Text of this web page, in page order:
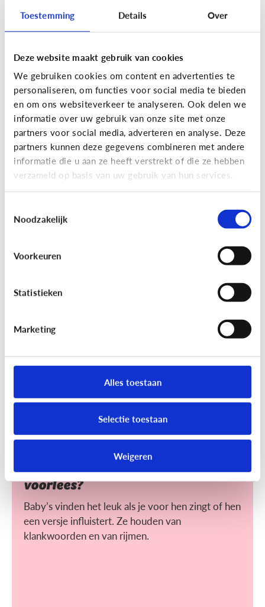
Toestemming Details Over
Deze website maakt gebruik van cookies
We gebruiken cookies om content en advertenties te
personaliseren, om functies voor social media te bieden
en om ons websiteverkeer te analyseren. Ook delen we
informatie over uw gebruik van onze site met onze
partners voor social media, adverteren en analyse. Deze
partners kunnen deze gegevens combineren met andere
informatie die u aan ze heeft verstrekt of die ze hebben
verzameld op basis van uw gebruik van hun services.
Noodzakelijk
Voorkeuren
Statistieken
Marketing
Alles toestaan
Selectie toestaan
Weigeren
Lees de 3 tips
Lezen
Mijn kind kan lezen, heeft het zin
dat ik nog voorlees?
Lezen
Voorlezen aan jonge kinderen zorgt ervoor dat ze
hen makkelijker?
Heeft het nut dat ik mijn baby
voorlees?
Baby’s vinden het leuk als je voor hen zingt of hen
een versje influistert. Ze houden van
klankwoorden en van rijmen.